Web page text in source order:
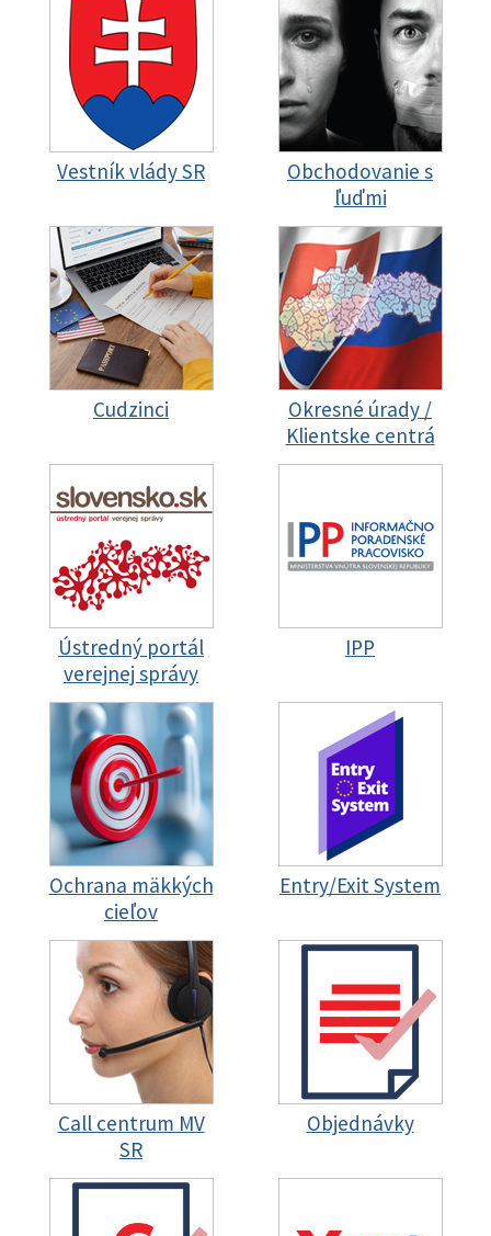
Vestník vlády SR
Obchodovanie s
ľuďmi
Cudzinci
Okresné úrady /
Klientske centrá
Ústredný portál
verejnej správy
IPP
Ochrana mäkkých
cieľov
Entry/Exit System
Call centrum MV
SR
Objednávky